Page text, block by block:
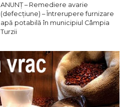
ANUNȚ – Remediere avarie
(defecțiune) – Întrerupere furnizare
apă potabilă în municipiul Câmpia
Turzii